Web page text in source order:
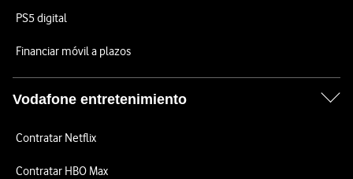
PS5 digital
Financiar móvil a plazos
Vodafone entretenimiento
Contratar Netflix
Contratar HBO Max